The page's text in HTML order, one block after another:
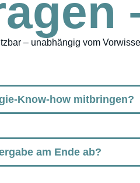
– unabhängig vom
Know-how mitbringen?
am Ende ab?